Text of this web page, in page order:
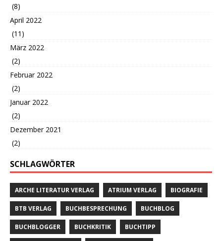
(8)
April 2022
(11)
März 2022
(2)
Februar 2022
(2)
Januar 2022
(2)
Dezember 2021
(2)
SCHLAGWÖRTER
ARCHE LITERATUR VERLAG ATRIUM VERLAG BIOGRAFIE
BTB VERLAG BUCHBESPRECHUNG BUCHBLOG
BUCHBLOGGER BUCHKRITIK BUCHTIPP